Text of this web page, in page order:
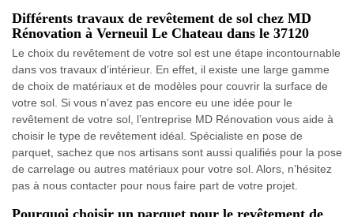
Différents travaux de revêtement de sol chez MD
Rénovation à Verneuil Le Chateau dans le 37120
Le choix du revêtement de votre sol est une étape incontournable
dans vos travaux d’intérieur. En effet, il existe une large gamme
de choix de matériaux et de modèles pour couvrir la surface de
votre sol. Si vous n’avez pas encore eu une idée pour le
revêtement de votre sol, l’entreprise MD Rénovation vous aide à
choisir le type de revêtement idéal. Spécialiste en pose de
parquet, sachez que nos artisans sont aussi qualifiés pour la pose
de carrelage ou autres matériaux pour votre sol. Alors, n’hésitez
pas à nous contacter pour nous faire part de votre projet.